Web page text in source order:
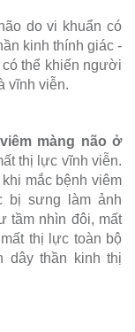
do vi khuẩn có
kinh thính giác -
thể khiến người
vĩnh viễn.
màng não ở
thị lực vĩnh viễn.
mắc bệnh viêm
bị sưng làm ảnh
tầm nhìn đôi, mất
thị lực toàn bộ
dây thần kinh thị